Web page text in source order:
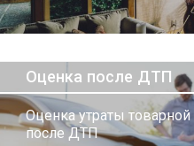
Оценка после ДТП
Оценка утраты
после ДТП